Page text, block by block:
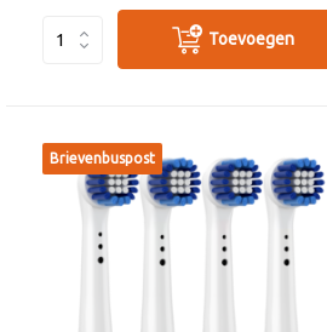
Toevoegen
Brievenbuspost